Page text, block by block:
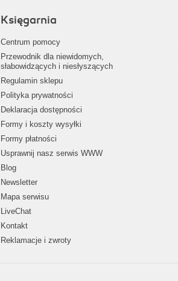
Księgarnia
Centrum pomocy
Przewodnik dla niewidomych,
słabowidzących i niesłyszących
Regulamin sklepu
Polityka prywatności
Deklaracja dostępności
Formy i koszty wysyłki
Formy płatności
Usprawnij nasz serwis WWW
Blog
Newsletter
Mapa serwisu
LiveChat
Kontakt
Reklamacje i zwroty